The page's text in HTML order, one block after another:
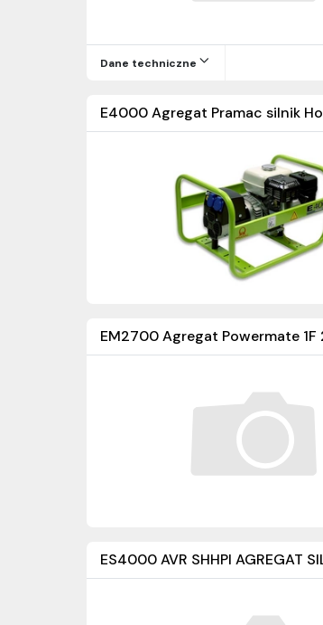
Dane techniczne
E4000 Agregat Pramac silnik
EM2700 Agregat Powermate 1F
ES4000 AVR SHHPI AGREGAT